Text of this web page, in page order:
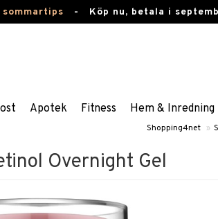
- Köp nu, betala i
Apotek Fitness Hem & Inredning
Shopping4net »
Overnight Gel